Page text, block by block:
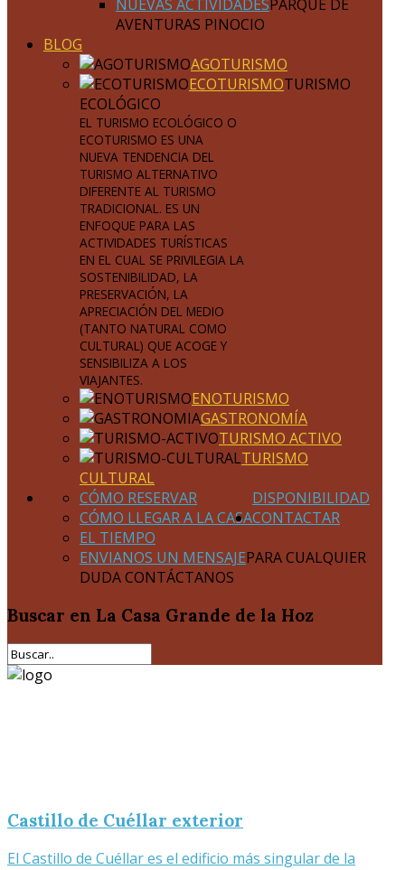
NUEVAS ACTIVIDADESPARQUE DE
AVENTURAS PINOCIO
BLOG
AGOTURISMO
ECOTURISMOTURISMO
ECOLÓGICO
EL TURISMO ECOLÓGICO O
ECOTURISMO ES UNA
NUEVA TENDENCIA DEL
TURISMO ALTERNATIVO
DIFERENTE AL TURISMO
TRADICIONAL. ES UN
ENFOQUE PARA LAS
ACTIVIDADES TURÍSTICAS
EN EL CUAL SE PRIVILEGIA LA
SOSTENIBILIDAD, LA
PRESERVACIÓN, LA
APRECIACIÓN DEL MEDIO
(TANTO NATURAL COMO
CULTURAL) QUE ACOGE Y
SENSIBILIZA A LOS
VIAJANTES.
ENOTURISMO
GASTRONOMÍA
TURISMO ACTIVO
TURISMO
CULTURAL
DISPONIBILIDAD
CÓMO RESERVAR
CÓMO LLEGAR A LA CASA
EL TIEMPO
CONTACTAR
ENVIANOS UN MENSAJEPARA CUALQUIER
DUDA CONTÁCTANOS
Buscar en La Casa Grande de la Hoz
Castillo de Cuéllar exterior
El Castillo de Cuéllar es el edificio más singular de la